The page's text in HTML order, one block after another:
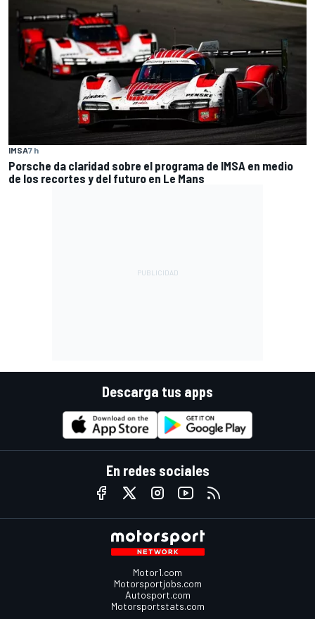
IMSA7 h
Porsche da claridad sobre el programa de IMSA en medio
de los recortes y del futuro en Le Mans
Descarga tus apps
En redes sociales
Motor1.com
Motorsportjobs.com
Autosport.com
Motorsportstats.com